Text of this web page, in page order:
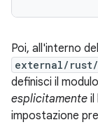
Poi, all'interno
external/rust/
definisci il modulo
esplicitamente il
impostazione